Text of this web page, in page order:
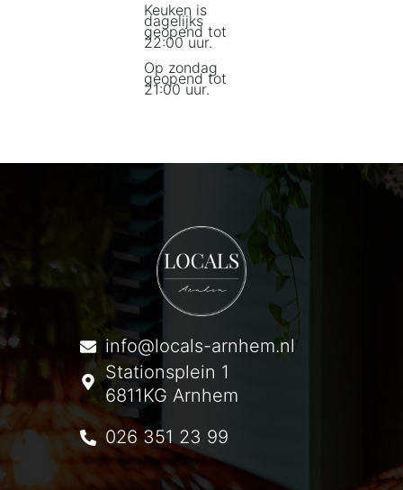
Keuken is
dagelijks
geopend tot
22:00 uur.
Op zondag
geopend tot
21:00 uur.
info@locals-arnhem.nl
Stationsplein 1
6811KG Arnhem
026 351 23 99